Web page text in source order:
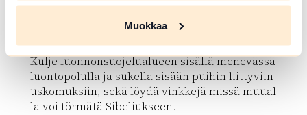
Muokkaa
Levonkorven kierto
Kulje luonnonsuojelualueen sisällä menevässä
luontopolulla ja sukella sisään puihin liittyviin
uskomuksiin, sekä löydä vinkkejä missä muual
la voi törmätä Sibeliukseen.